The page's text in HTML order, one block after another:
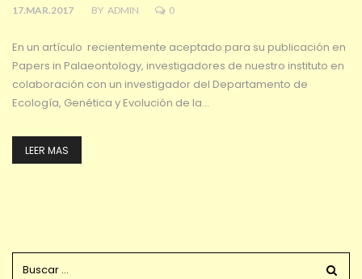
17.MAR.2017 BY ADMIN 0
En un artículo recientemente aceptado para su publicación en
Papers in Palaeontology, investigadores de nuestro instituto en
colaboración con un investigador del Departamento de
Ecología, Genética y Evolución de la…
LEER MAS